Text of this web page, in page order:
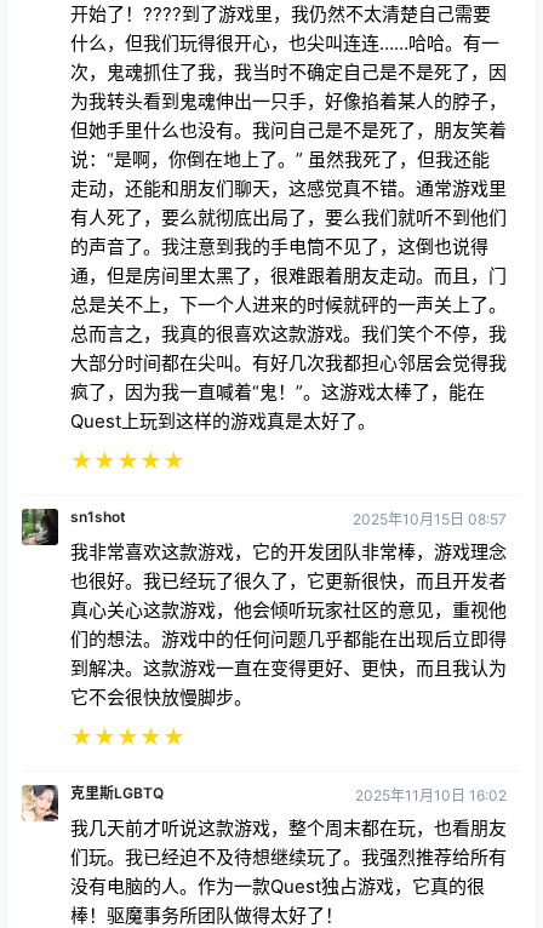
开始了！????到了游戏里，我仍然不太清楚自己需要
什么，但我们玩得很开心，也尖叫连连……哈哈。有一
次，鬼魂抓住了我，我当时不确定自己是不是死了，因
为我转头看到鬼魂伸出一只手，好像掐着某人的脖子，
但她手里什么也没有。我问自己是不是死了，朋友笑着
说：“是啊，你倒在地上了。” 虽然我死了，但我还能
走动，还能和朋友们聊天，这感觉真不错。通常游戏里
有人死了，要么就彻底出局了，要么我们就听不到他们
的声音了。我注意到我的手电筒不见了，这倒也说得
通，但是房间里太黑了，很难跟着朋友走动。而且，门
总是关不上，下一个人进来的时候就砰的一声关上了。
总而言之，我真的很喜欢这款游戏。我们笑个不停，我
大部分时间都在尖叫。有好几次我都担心邻居会觉得我
疯了，因为我一直喊着“鬼！”。这游戏太棒了，能在
Quest上玩到这样的游戏真是太好了。
★★★★★
sn1shot 2025年10月15日 08:57
我非常喜欢这款游戏，它的开发团队非常棒，游戏理念
也很好。我已经玩了很久了，它更新很快，而且开发者
真心关心这款游戏，他会倾听玩家社区的意见，重视他
们的想法。游戏中的任何问题几乎都能在出现后立即得
到解决。这款游戏一直在变得更好、更快，而且我认为
它不会很快放慢脚步。
★★★★★
克里斯LGBTQ 2025年11月10日 16:02
我几天前才听说这款游戏，整个周末都在玩，也看朋友
们玩。我已经迫不及待想继续玩了。我强烈推荐给所有
没有电脑的人。作为一款Quest独占游戏，它真的很
棒！驱魔事务所团队做得太好了！